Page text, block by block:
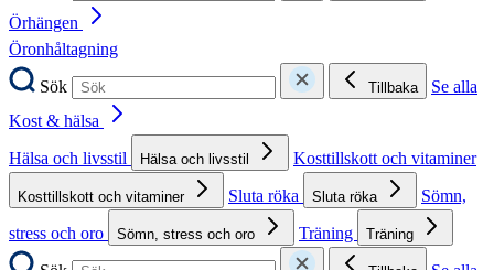
Örhängen
Öronhåltagning
Sök
Tillbaka
Se alla
Kost & hälsa
Hälsa och livsstil
Hälsa och livsstil Kosttillskott och vitaminer
Kosttillskott och vitaminer Sluta röka Sluta röka
Sömn,
stress och oro
Sömn, stress och oro Träning Träning